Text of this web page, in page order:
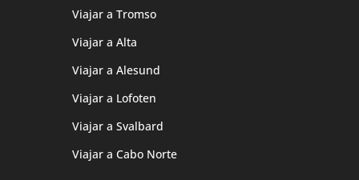
Viajar a Tromso
Viajar a Alta
Viajar a Alesund
Viajar a Lofoten
Viajar a Svalbard
Viajar a Cabo Norte